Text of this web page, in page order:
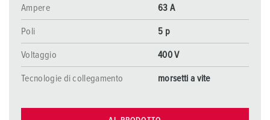
Ampere 63 A
Poli 5 p
Voltaggio 400 V
Tecnologie di collegamento morsetti a vite